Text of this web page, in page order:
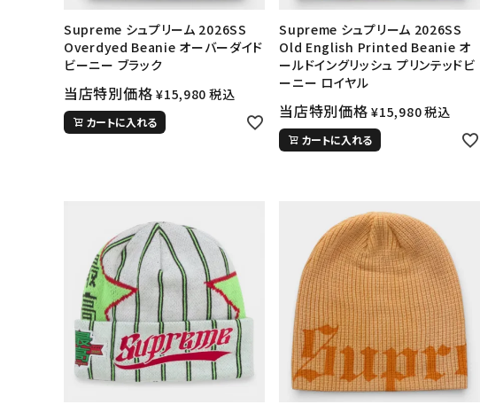
Follow us
Supreme シュプリーム 2026SS
Overdyed Beanie オーバーダイド
ビーニー ブラック
当店特別価格 ¥15,980 税込
カートに入れる
Supreme シュプリーム 2026SS
Old English Printed Beanie オ
ールドイングリッシュ プリンテッドビ
ーニー ロイヤル
当店特別価格 ¥15,980税込
カートに入れる